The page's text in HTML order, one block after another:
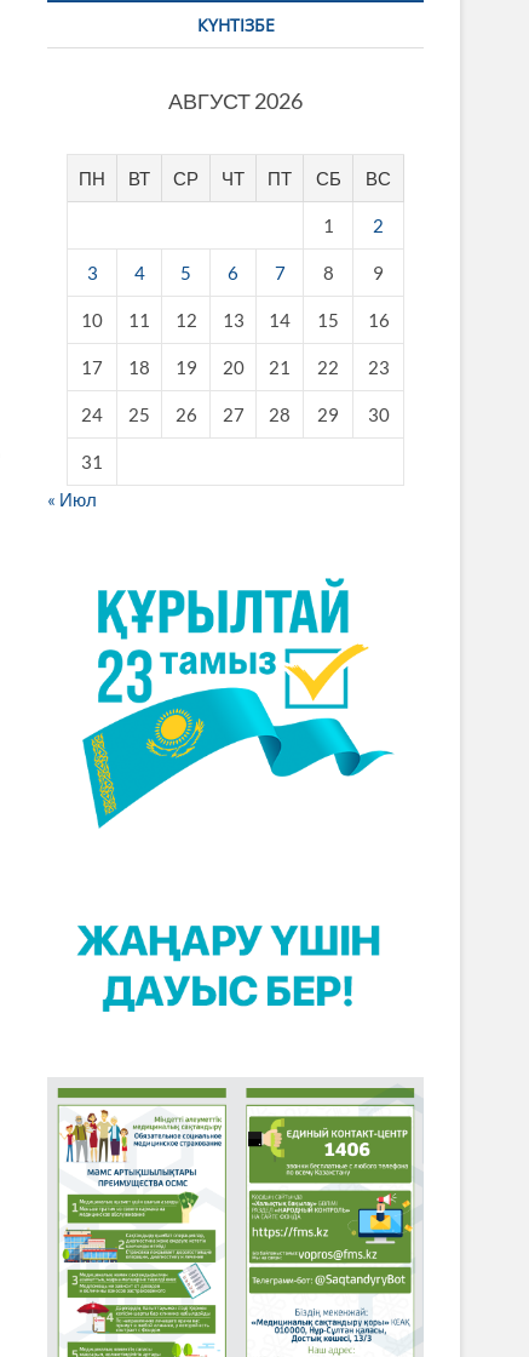
КҮНТІЗБЕ
АВГУСТ 2026
ПН ВТ СР ЧТ ПТ СБ ВС
1 2
3 4 5 6 7 8 9
10 11 12 13 14 15 16
17 18 19 20 21 22 23
24 25 26 27 28 29 30
31
« Июл